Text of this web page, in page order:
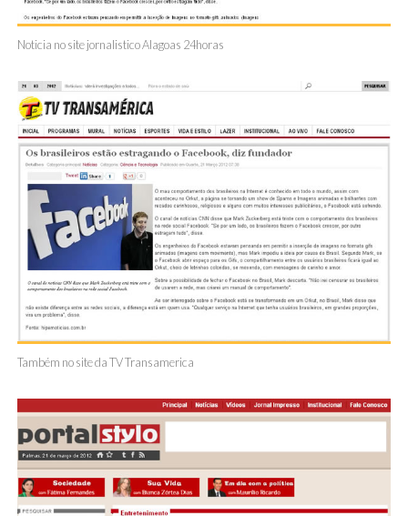
Noticia no site jornalistico Alagoas 24horas
Também no site da TV Transamerica